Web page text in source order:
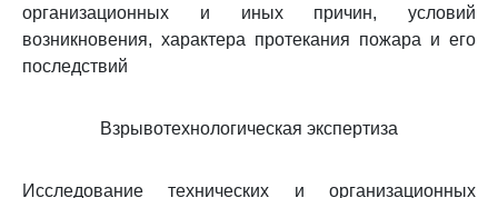
организационных и иных причин, условий
возникновения, характера протекания пожара и его
последствий
Взрывотехнологическая экспертиза
Исследование технических и организационных